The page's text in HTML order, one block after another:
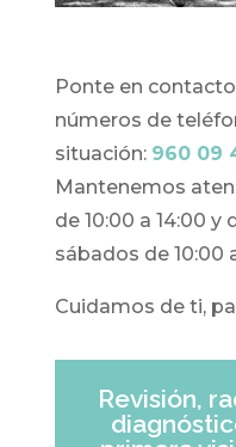
Ponte en
números de
situación: 960 09
Mantenemos
de 10:00 a 14:00 y
sábados de 10:00
Cuidamos de ti,
Revisión,